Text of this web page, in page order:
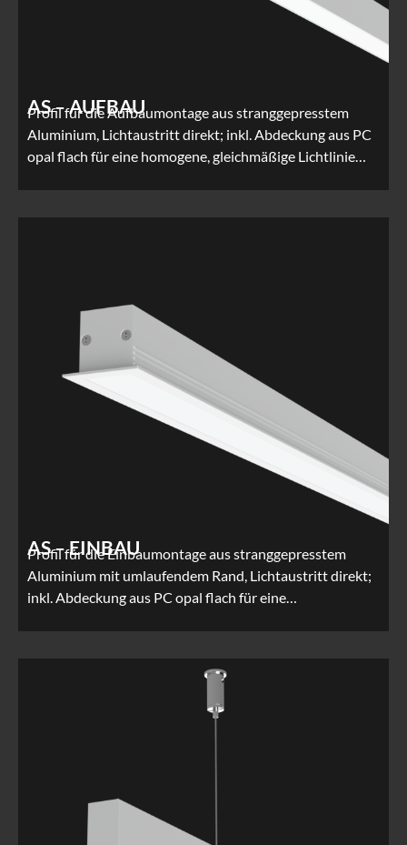
AS – AUFBAU
Profil für die Aufbaumontage aus stranggepresstem
Aluminium, Lichtaustritt direkt; inkl. Abdeckung aus PC
opal flach für eine homogene, gleichmäßige Lichtlinie…
AS – EINBAU
Profil für die Einbaumontage aus stranggepresstem
Aluminium mit umlaufendem Rand, Lichtaustritt direkt;
inkl. Abdeckung aus PC opal flach für eine…